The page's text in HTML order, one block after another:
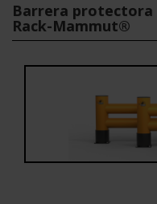
Barrera protectora
Rack-Mammut®